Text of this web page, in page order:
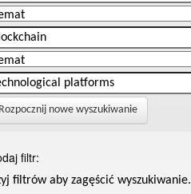
Rozpocznij nowe wyszukiwanie
filtr:
filtrów aby zagęścić wyszukiwanie.